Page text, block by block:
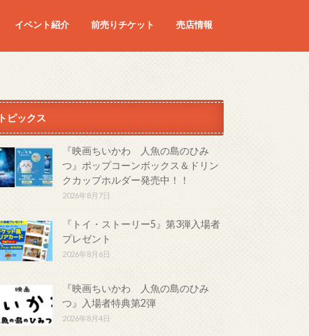
イベント紹介 前売りチケット 売店情報
トピックス
『映画ちいかわ 人魚の島のひみ
つ』ポップコーンボックス＆ドリン
クカップホルダー発売中！！
2026年8月7日
『トイ・ストーリー5』第3弾入場者
プレゼント
2026年8月6日
『映画ちいかわ 人魚の島のひみ
つ』入場者特典第2弾
2026年8月4日